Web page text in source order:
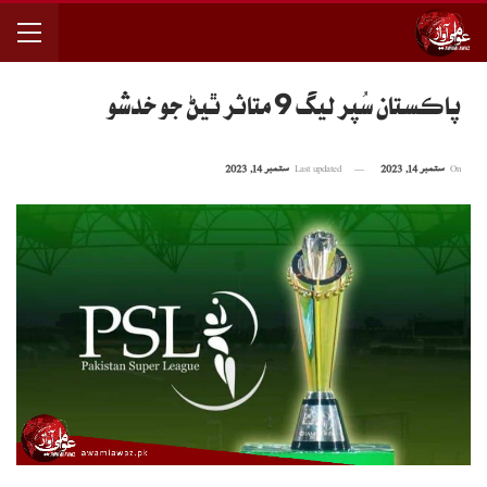
پاڪستان سُپر ليگ 9 متاثر ٿيڻ جو خدشو